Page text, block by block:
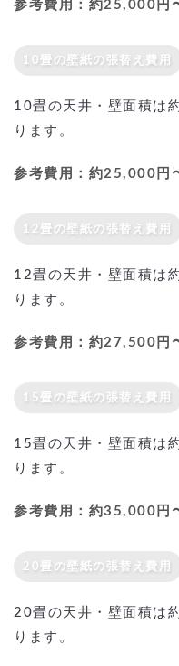
参考費用：約25,000円
10畳の壁紙の張替え費用
10畳の天井・壁面積は
ります。
参考費用：約25,000円
12畳の壁紙の張替え費用
12畳の天井・壁面積は
ります。
参考費用：約27,500円
15畳の壁紙の張替え費用
15畳の天井・壁面積は
ります。
参考費用：約35,000円
20畳の壁紙の張替え費用
20畳の天井・壁面積は
ります。